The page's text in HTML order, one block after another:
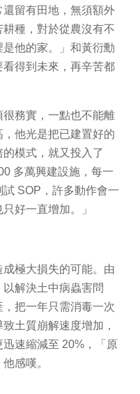
留有田地，無須額外
種，對於從農沒有不
他的家。」和黃衍勳
得到未來，再辛苦都
務實，一點也不能離
他光是把已建置好的
模式，就又投入了
多萬興建設施，每一
SOP，許多動作會一
好一直增加。」
極大損失的可能。由
解決土中病蟲害問
把一年只需消毒一次
土質崩解速度增加，
速縮減至 20%，「原
感嘆。